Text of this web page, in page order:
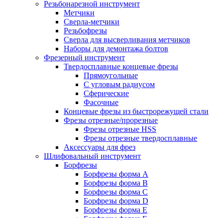
Резьбонарезной инструмент
Метчики
Сверла-метчики
Резьбофрезы
Сверла для высверливания метчиков
Наборы для демонтажа болтов
Фрезерный инструмент
Твердосплавные концевые фрезы
Прямоугольные
С угловым радиусом
Сферические
Фасочные
Концевые фрезы из быстрорежущей стали
Фрезы отрезные/прорезные
Фрезы отрезные HSS
Фрезы отрезные твердосплавные
Аксессуары для фрез
Шлифовальный инструмент
Борфрезы
Борфрезы форма A
Борфрезы форма B
Борфрезы форма C
Борфрезы форма D
Борфрезы форма E